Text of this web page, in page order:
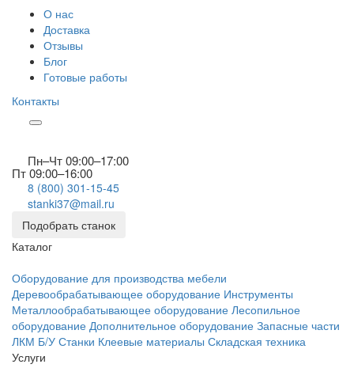
О нас
Доставка
Отзывы
Блог
Готовые работы
Контакты
Пн–Чт 09:00–17:00
Пт 09:00–16:00
8 (800) 301-15-45
stanki37@mail.ru
Подобрать станок
Каталог
Оборудование для производства мебели
Деревообрабатывающее оборудование Инструменты
Металлообрабатывающее оборудование Лесопильное
оборудование Дополнительное оборудование Запасные части
ЛКМ Б/У Станки Клеевые материалы Складская техника
Услуги